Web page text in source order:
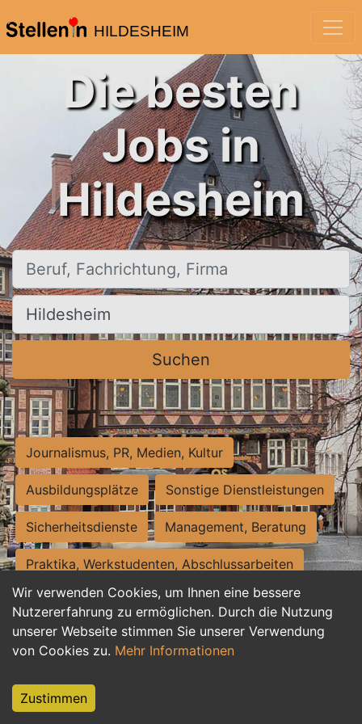
HILDESHEIM
Wir verwenden Cookies, um Ihnen eine bessere
Nutzererfahrung zu ermöglichen. Durch die Nutzung
unserer Webseite stimmen Sie unserer Verwendung
von Cookies zu. Mehr Informationen
Zustimmen
Die besten
Jobs in
Hildesheim
Beruf, Fachrichtung, Firma
Ort, Stadt
Suchen
Journalismus, PR, Medien, Kultur
Ausbildungsplätze Sonstige Dienstleistungen
Sicherheitsdienste Management, Beratung
Praktika, Werkstudenten, Abschlussarbeiten
Personalwesen Assistenz, Sekretariat
Hilfskräfte, Aushilfs- und Nebenjobs
Weiterbildung, Studium, duale Ausbildung